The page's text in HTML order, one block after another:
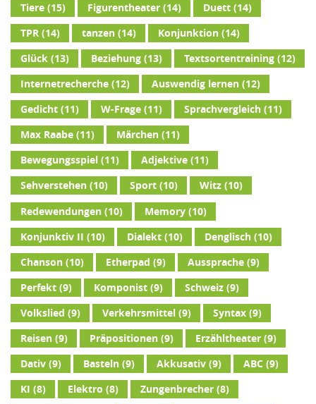
Tiere(15) Figurentheater(14) Duett(14)
TPR(14) tanzen(14) Konjunktion(14)
Glück(13) Beziehung(13) Textsortentraining(12)
Internetrecherche(12) Auswendig lernen(12)
Gedicht(11) W-Frage(11) Sprachvergleich(11)
Max Raabe(11) Märchen(11)
Bewegungsspiel(11) Adjektive(11)
Sehverstehen(10) Sport(10) Witz(10)
Redewendungen(10) Memory(10)
Konjunktiv II (10) Dialekt(10) Denglisch(10)
Chanson(10) Etherpad (9) Aussprache(9)
Perfekt(9) Komponist(9) Schweiz(9)
Volkslied (9) Verkehrsmittel(9) Syntax(9)
Reisen(9) Präpositionen(9) Erzähltheater(9)
Dativ(9) Basteln(9) Akkusativ(9) ABC (9)
KI (8) Elektro (8) Zungenbrecher(8)